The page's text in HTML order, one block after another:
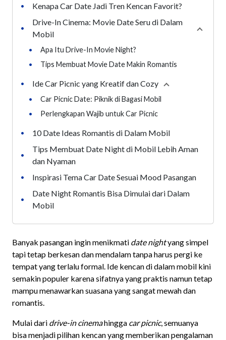
•
Kenapa Car Date Jadi Tren Kencan Favorit?
•
Drive-In Cinema: Movie Date Seru di Dalam
Mobil
•
Apa Itu Drive-In Movie Night?
•
Tips Membuat Movie Date Makin Romantis
• Ide Car Picnic yang Kreatif dan Cozy Collapse
•
Car Picnic Date: Piknik di Bagasi Mobil
•
Perlengkapan Wajib untuk Car Picnic
• 10 Date Ideas Romantis di Dalam Mobil
•
Tips Membuat Date Night di Mobil Lebih Aman
dan Nyaman
• Inspirasi Tema Car Date Sesuai Mood Pasangan
•
Date Night Romantis Bisa Dimulai dari Dalam
Mobil
Banyak pasangan ingin menikmati date nightyang simpel
tapi tetap berkesan dan mendalam tanpa harus pergi ke
tempat yang terlalu formal. Ide kencan di dalam mobil kini
semakin populer karena sifatnya yang praktis namun tetap
mampu menawarkan suasana yang sangat mewah dan
romantis.
Mulai dari drive-in cinemahingga car picnic, semuanya
bisa menjadi pilihan kencan yang memberikan pengalaman